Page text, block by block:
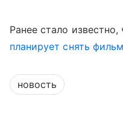
Ранее стало
планирует снять фильм
новость